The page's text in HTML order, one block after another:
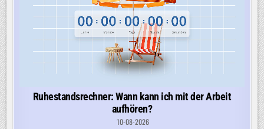
Ruhestandsrechner: Wann kann ich mit der Arbeit
aufhören?
10-08-2026